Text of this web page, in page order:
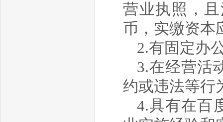
营业执照，
币 ， 实缴资本
2.有固定办
3.在经营活
约或违法等行
4.具有在百